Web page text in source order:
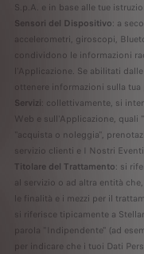
S.p.A. e in base alle tue
Sensori del Dispositivo: a
accelerometri, giroscopi,
condividono le informazioni
l'Applicazione. Se abilitati
ottenere informazioni sulla
Servizi: collettivamente, si
Web e sull'Applicazione,
"acquista o noleggia",
servizio clienti e I Nostri
Titolare del Trattamento: si
al servizio o ad altra entità
le finalità e i mezzi per il
si riferisce tipicamente a
parola "Indipendente" (ad
per indicare che i tuoi Dati